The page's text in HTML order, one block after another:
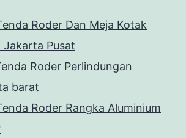
Roder Dan Meja Kotak
Jakarta Pusat
Roder Perlindungan
barat
Roder Rangka Aluminium